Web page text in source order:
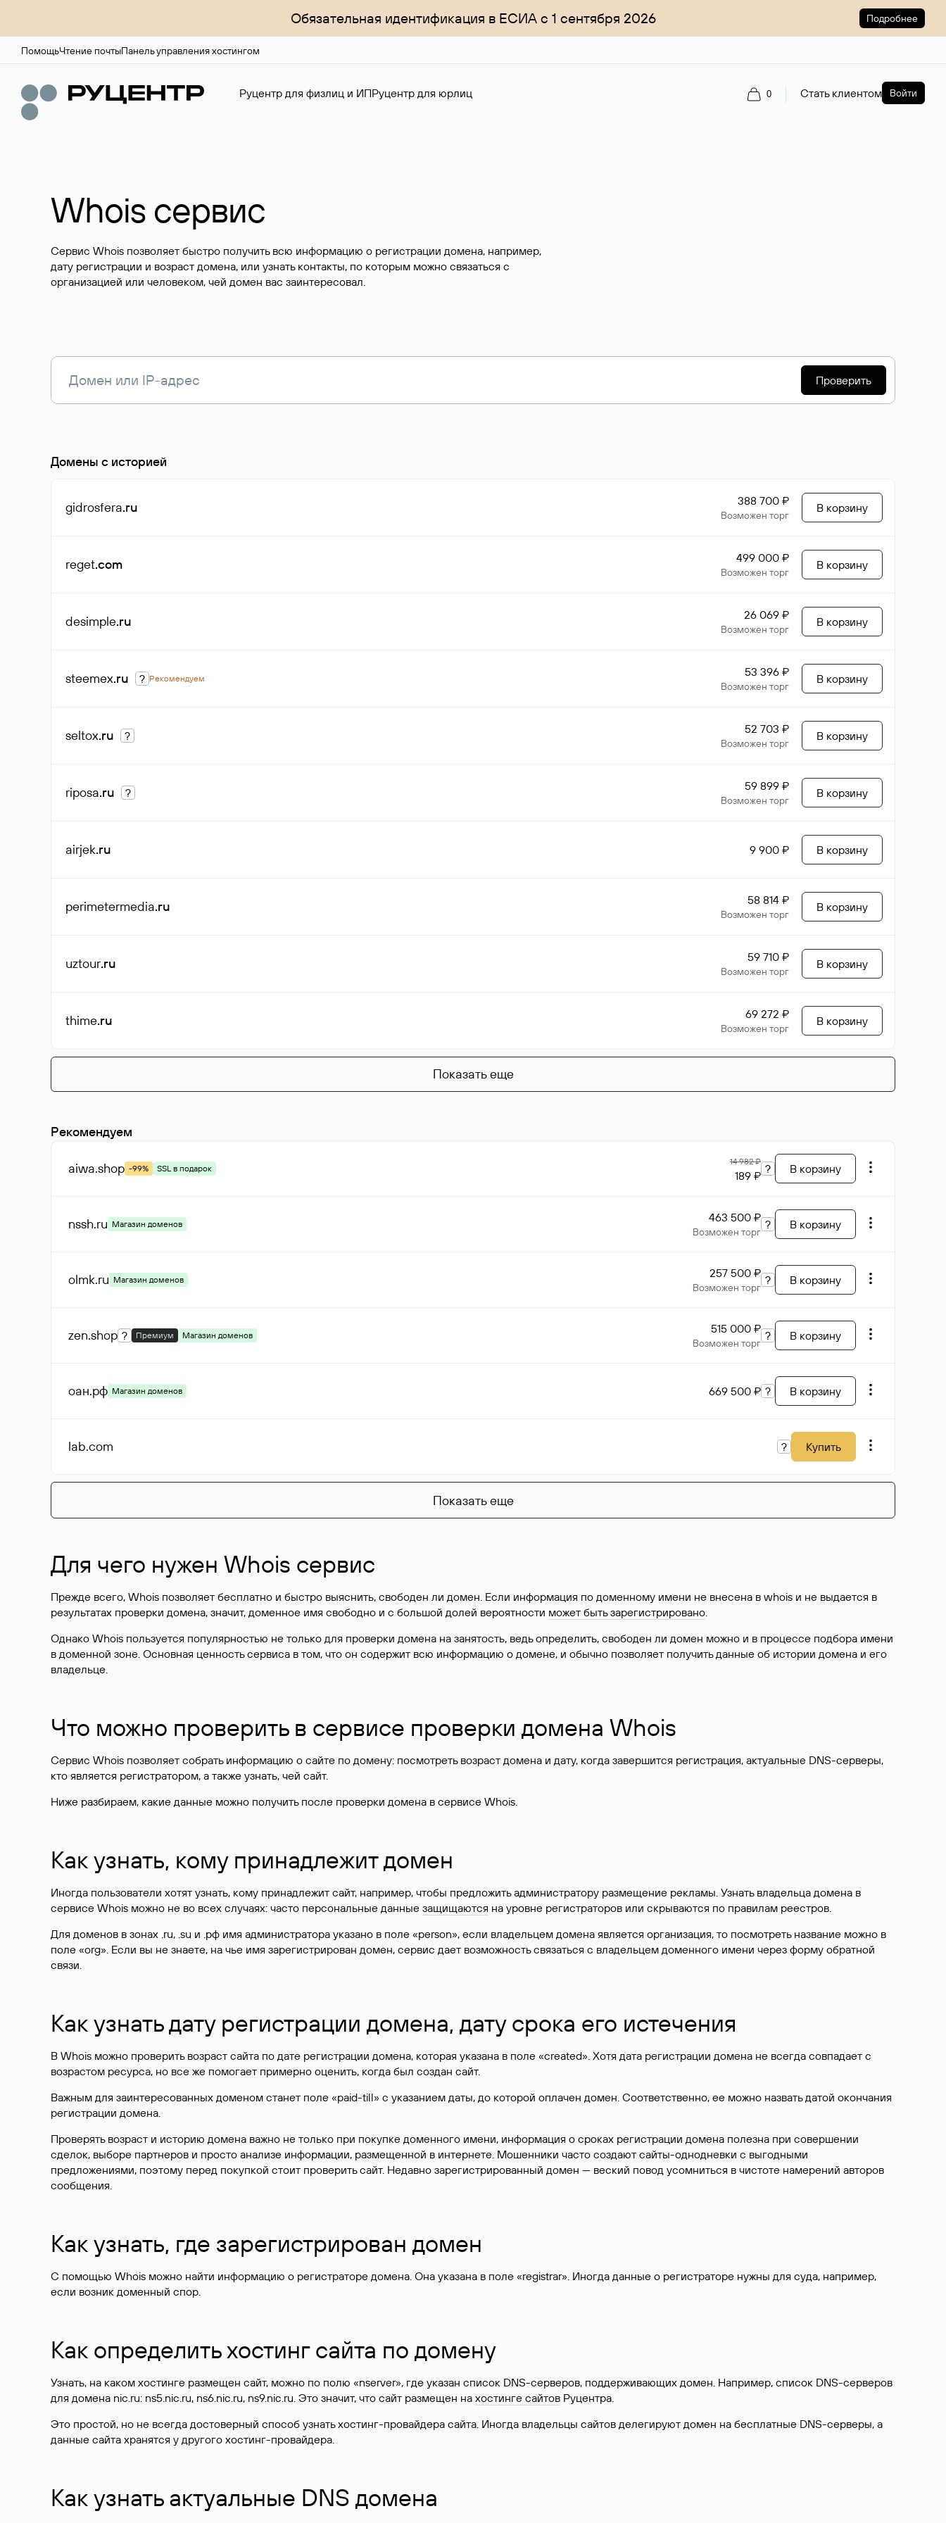
Обязательная идентификация в ЕСИА с 1 сентября 2026 Подробнее
ПомощьЧтение почтыПанель управления хостингом
Руцентр для физлиц и ИПРуцентр для юрлиц 0 Стать клиентом Войти
Whois сервис
Сервис Whois позволяет быстро получить всю информацию о регистрации домена, например,
дату регистрации и возраст домена, или узнать контакты, по которым можно связаться с
организацией или человеком, чей домен вас заинтересовал.
Проверить
Домены с историей
gidrosfera.ru 388 700 ₽
Возможен торг
В корзину
reget.com 499 000 ₽
Возможен торг
В корзину
desimple.ru 26 069 ₽
Возможен торг
В корзину
steemex.ru ? Рекомендуем 53 396 ₽
Возможен торг
В корзину
seltox.ru ? 52 703 ₽
Возможен торг
В корзину
riposa.ru ? 59 899 ₽
Возможен торг
В корзину
airjek.ru 9 900 ₽ В корзину
perimetermedia.ru 58 814 ₽
Возможен торг
В корзину
uztour.ru 59 710 ₽
Возможен торг
В корзину
thime.ru 69 272 ₽
Возможен торг
В корзину
Показать еще
Рекомендуем
aiwa.shop -99% SSL в подарок
14 982 ₽
189 ₽ ? В корзину
nssh.ru Магазин доменов 463 500 ₽
Возможен торг
? В корзину
olmk.ru Магазин доменов 257 500 ₽
Возможен торг
? В корзину
zen.shop ? Премиум Магазин доменов 515 000 ₽
Возможен торг
? В корзину
оан.рф Магазин доменов 669 500 ₽ ? В корзину
lab.com ? Купить
Показать еще
Для чего нужен Whois сервис
Прежде всего, Whois позволяет бесплатно и быстро выяснить, свободен ли домен. Если информация по доменному имени не внесена в whois и не выдается в
результатах проверки домена, значит, доменное имя свободно и с большой долей вероятности может быть зарегистрировано.
Однако Whois пользуется популярностью не только для проверки домена на занятость, ведь определить, свободен ли домен можно и в процессе подбора имени
в доменной зоне. Основная ценность сервиса в том, что он содержит всю информацию о домене, и обычно позволяет получить данные об истории домена и его
владельце.
Что можно проверить в сервисе проверки домена Whois
Сервис Whois позволяет собрать информацию о сайте по домену: посмотреть возраст домена и дату, когда завершится регистрация, актуальные DNS-серверы,
кто является регистратором, а также узнать, чей сайт.
Ниже разбираем, какие данные можно получить после проверки домена в сервисе Whois.
Как узнать, кому принадлежит домен
Иногда пользователи хотят узнать, кому принадлежит сайт, например, чтобы предложить администратору размещение рекламы. Узнать владельца домена в
сервисе Whois можно не во всех случаях: часто персональные данные защищаются на уровне регистраторов или скрываются по правилам реестров.
Для доменов в зонах .ru, .su и .рф имя администратора указано в поле «person», если владельцем домена является организация, то посмотреть название можно в
поле «org». Если вы не знаете, на чье имя зарегистрирован домен, сервис дает возможность связаться с владельцем доменного имени через форму обратной
связи.
Как узнать дату регистрации домена, дату срока его истечения
В Whois можно проверить возраст сайта по дате регистрации домена, которая указана в поле «created». Хотя дата регистрации домена не всегда совпадает с
возрастом ресурса, но все же помогает примерно оценить, когда был создан сайт.
Важным для заинтересованных доменом станет поле «paid-till» с указанием даты, до которой оплачен домен. Соответственно, ее можно назвать датой окончания
регистрации домена.
Проверять возраст и историю домена важно не только при покупке доменного имени, информация о сроках регистрации домена полезна при совершении
сделок, выборе партнеров и просто анализе информации, размещенной в интернете. Мошенники часто создают сайты-однодневки с выгодными
предложениями, поэтому перед покупкой стоит проверить сайт. Недавно зарегистрированный домен — веский повод усомниться в чистоте намерений авторов
сообщения.
Как узнать, где зарегистрирован домен
С помощью Whois можно найти информацию о регистраторе домена. Она указана в поле «registrar». Иногда данные о регистраторе нужны для суда, например,
если возник доменный спор.
Как определить хостинг сайта по домену
Узнать, на каком хостинге размещен сайт, можно по полю «nserver», где указан список DNS-серверов, поддерживающих домен. Например, список DNS-серверов
для домена nic.ru: ns5.nic.ru, ns6.nic.ru, ns9.nic.ru. Это значит, что сайт размещен на хостинге сайтов Руцентра.
Это простой, но не всегда достоверный способ узнать хостинг-провайдера сайта. Иногда владельцы сайтов делегируют домен на бесплатные DNS-серверы, а
данные сайта хранятся у другого хостинг-провайдера.
Как узнать актуальные DNS домена